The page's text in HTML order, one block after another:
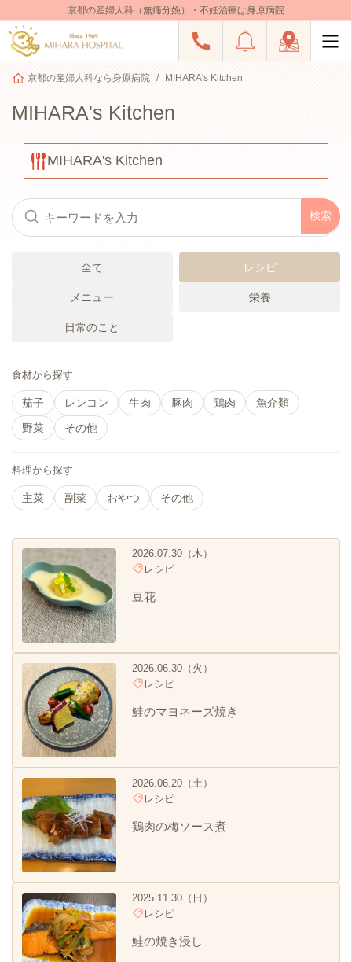
京都の産婦人科（無痛分娩）・不妊治療は身原病院
京都の産婦人科なら身原病院 MIHARA's Kitchen
MIHARA's Kitchen
MIHARA's Kitchen
全て レシピ
メニュー 栄養
日常のこと
食材から探す
茄子 レンコン 牛肉 豚肉 鶏肉
魚介類
野菜
その他
料理から探す
主菜 副菜 おやつ その他
2026.07.30（木）
レシピ
豆花
2026.06.30（火）
レシピ
鮭のマヨネーズ焼き
2026.06.20（土）
レシピ
鶏肉の梅ソース煮
2025.11.30（日）
レシピ
鮭の焼き浸し